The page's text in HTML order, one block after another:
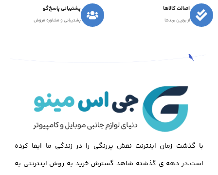
اصالت کالاها
از برترین برندها
پشتیبانی پاسخ‌گو
پشتیبانی و مشاوره فروش
با گذشت زمان اینترنت نقش پررنگی را در زندگی ما ایفا کرده
است.در دهه ی گذشته شاهد گسترش خرید به روش اینترنتی به